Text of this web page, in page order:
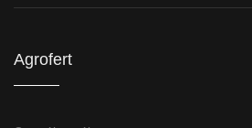
Agrofert